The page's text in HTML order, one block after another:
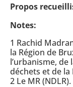
Propos
Notes:
1 Rachid
la Région de
l’urbanisme,
déchets et de
2 Le MR (NDLR).